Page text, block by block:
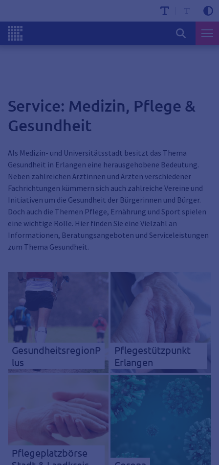
Service: Medizin, Pflege &
Gesundheit
Als Medizin- und Universitätsstadt besitzt das Thema
Gesundheit in Erlangen eine herausgehobene Bedeutung.
Neben zahlreichen Ärztinnen und Ärzten verschiedener
Fachrichtungen kümmern sich auch zahlreiche Vereine und
Initiativen um die Gesundheit der Bürgerinnen und Bürger.
Doch auch die Themen Pflege, Ernährung und Sport spielen
eine wichtige Rolle. Hier finden Sie eine Vielzahl an
Informationen, Beratungsangeboten und Serviceleistungen
zum Thema Gesundheit.
GesundheitsregionP
lus
Pflegestützpunkt
Erlangen
Pflegeplatzbörse